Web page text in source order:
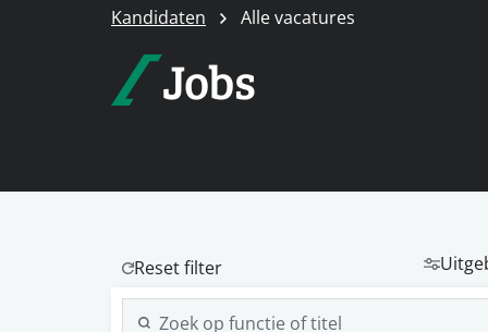
Kandidaten Alle vacatures
Jobs